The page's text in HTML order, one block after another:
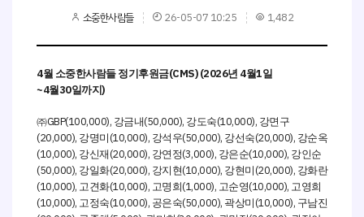
소중한사람들 26-05-07 10:25 1,482
4월 소중한사람들 정기후원금(CMS) (2026년 4월1일
~4월30일까지 )
㈜GBP(100,000), 강금내 (50,000), 강도숙(10,000), 강면구
(20,000), 강명미 (10,000), 강석우(50,000), 강선숙(20,000), 강순옥
(10,000), 강신재 (20,000), 강연정(3,000), 강은순(10,000), 강인순
(50,000), 강일화(20,000), 강지현(10,000), 강현미 (20,000), 강화란
(10,000), 고견화(10,000), 고명희 (1,000), 고순영(10,000), 고영희
(10,000), 고정숙(10,000), 공은숙(50,000), 곽상미 (10,000), 구남진